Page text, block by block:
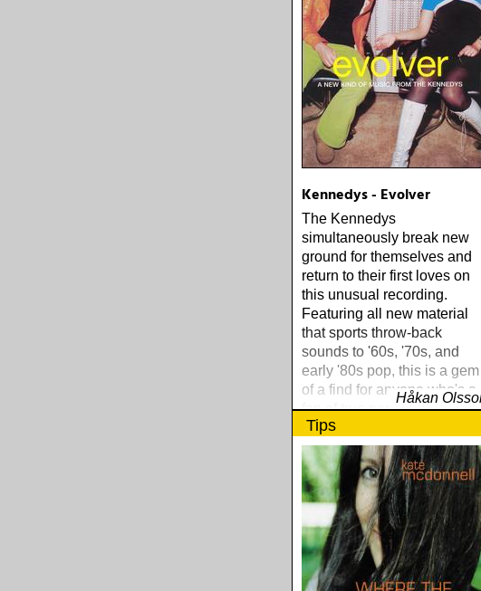
Kennedys - Evolver
The Kennedys
simultaneously break new
ground for themselves and
return to their first loves on
this unusual recording.
Featuring all new material
that sports throw-back
sounds to '60s, '70s, and
early '80s pop, this is a gem
of a find for anyone who's a
fan of true pop music
Håkan
Tips